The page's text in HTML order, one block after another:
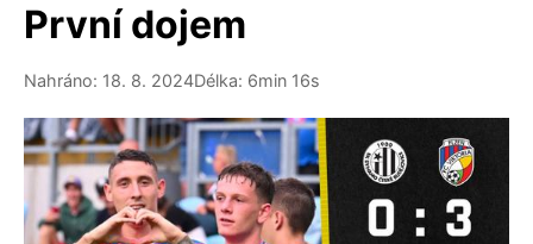
První dojem
Nahráno: 18. 8. 2024Délka: 6min 16s